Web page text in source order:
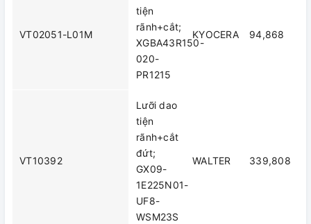
VT02051-L01M
tiện
rãnh+cắt;
XGBA43R150-
020-
PR1215
KYOCERA 94,868
VT10392
Lưỡi dao
tiện
rãnh+cắt
đứt;
GX09-
1E225N01-
UF8-
WSM23S
WALTER 339,808